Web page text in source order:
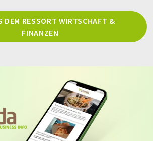
DEM RESSORT WIRTSCHAFT &
FINANZEN